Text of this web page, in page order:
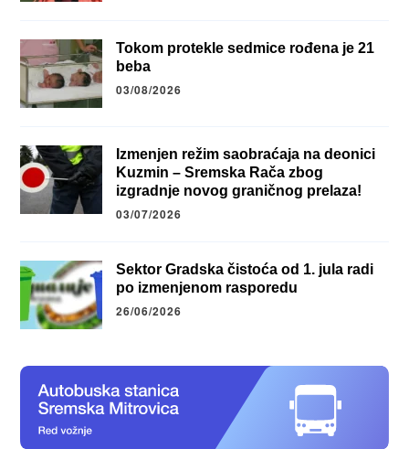
Tokom protekle sedmice rođena je 21
beba
03/08/2026
Izmenjen režim saobraćaja na deonici
Kuzmin – Sremska Rača zbog
izgradnje novog graničnog prelaza!
03/07/2026
Sektor Gradska čistoća od 1. jula radi
po izmenjenom rasporedu
26/06/2026